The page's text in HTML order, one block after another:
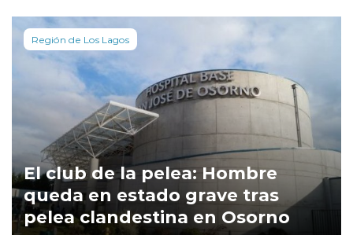
Región de Los Lagos
El club de la pelea: Hombre
queda en estado grave tras
pelea clandestina en Osorno